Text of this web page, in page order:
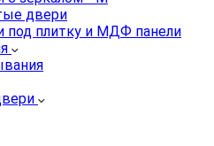
двери
плитку и МДФ панели